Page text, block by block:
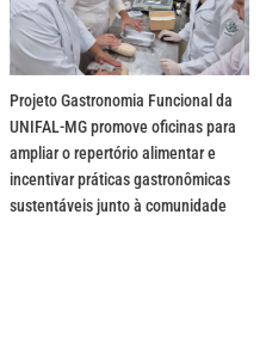
Projeto Gastronomia Funcional da
UNIFAL-MG promove oficinas para
ampliar o repertório alimentar e
incentivar práticas gastronômicas
sustentáveis junto à comunidade